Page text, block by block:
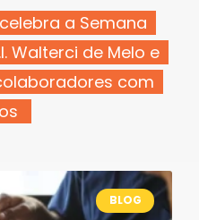
a Semana
Walterci de Melo e
com
BLOG